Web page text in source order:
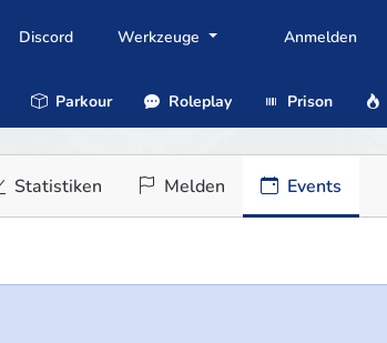
Discord Werkzeuge Anmelden
Parkour Roleplay Prison
Statistiken Melden Events